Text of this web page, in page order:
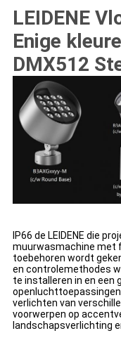
LEIDENE
Enige
DMX512
IP66 de LEIDENE die
muurwasmachine met
toebehoren wordt
en controlemethodes
te installeren in en een
verlichten van
voorwerpen op
landschapsverlichting